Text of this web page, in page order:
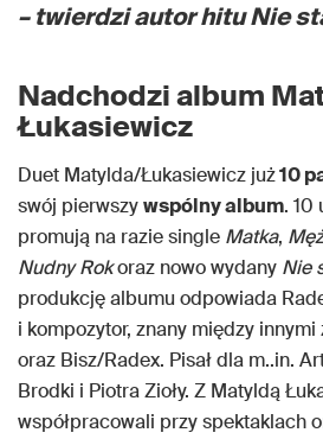
– twierdzi autor hituNie
Nadchodzi album
Łukasiewicz
Duet Matylda/Łukasiewicz już10
swój pierwszywspólny album. 10
promują na razie single Matka,
Nudny Rokoraz nowo wydany Nie
produkcję albumu odpowiada
i kompozytor, znany między innymi
oraz Bisz/Radex. Pisał dla m..in.
Brodki i Piotra Zioły. Z Matyldą
współpracowali przy spektaklach